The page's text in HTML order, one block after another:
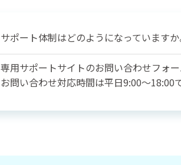
サポート体制はどのようになっていますか
専用サポートサイトのお問い合わせフォ
お問い合わせ対応時間は平日9:00～18:00で